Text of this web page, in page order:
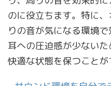
のに役立ちます。特に
りの音が気になる環境で
耳への圧迫感が少ない
快適な状態を保つことが